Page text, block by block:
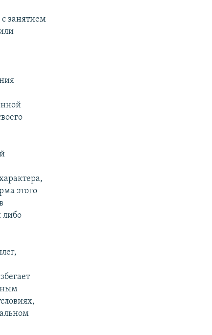
занятием
этого
либо